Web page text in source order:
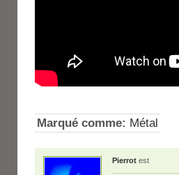
Marqué comme: Métal
Pierrot est